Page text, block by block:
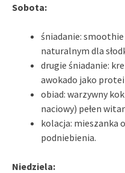
Sobota:
śniadanie:
naturalnym dla
drugie śniadanie:
awokado jako
obiad: warzywny
naciowy) pełen
kolacja: mieszanka
podniebienia.
Niedziela: